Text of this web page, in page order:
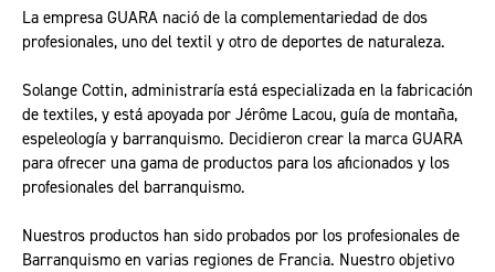
La empresa GUARA nació de la complementariedad de dos
profesionales, uno del textil y otro de deportes de naturaleza.
Solange Cottin, administraría está especializada en la fabricación
de textiles, y está apoyada por Jérôme Lacou, guía de montaña,
espeleología y barranquismo. Decidieron crear la marca GUARA
para ofrecer una gama de productos para los aficionados y los
profesionales del barranquismo.
Nuestros productos han sido probados por los profesionales de
Barranquismo en varias regiones de Francia. Nuestro objetivo